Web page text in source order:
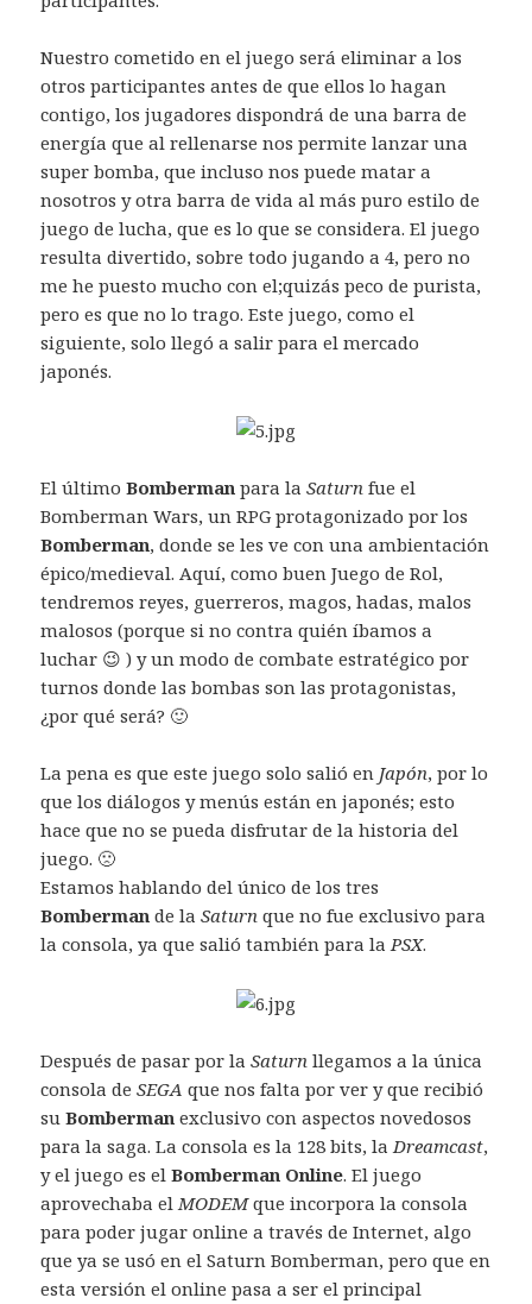
Nuestro cometido en el juego será eliminar a los
otros participantes antes de que ellos lo hagan
contigo, los jugadores dispondrá de una barra de
energía que al rellenarse nos permite lanzar una
super bomba, que incluso nos puede matar a
nosotros y otra barra de vida al más puro estilo de
juego de lucha, que es lo que se considera. El juego
resulta divertido, sobre todo jugando a 4, pero no
me he puesto mucho con el;quizás peco de purista,
pero es que no lo trago. Este juego, como el
siguiente, solo llegó a salir para el mercado
japonés.
El últimoBomberman para laSaturn fue el
Bomberman Wars, un RPG protagonizado por los
Bomberman, donde se les ve con una ambientación
épico/medieval. Aquí, como buen Juego de Rol,
tendremos reyes, guerreros, magos, hadas, malos
malosos (porque si no contra quién íbamos a
luchar 😉 ) y un modo de combate estratégico por
turnos donde las bombas son las protagonistas,
¿por qué será? 🙂
La pena es que este juego solo salió en Japón, por lo
que los diálogos y menús están en japonés; esto
hace que no se pueda disfrutar de la historia del
juego. 🙁
Estamos hablando del único de los tres
Bomberman de laSaturn que no fue exclusivo para
la consola, ya que salió también para laPSX.
Después de pasar por laSaturn llegamos a la única
consola deSEGA que nos falta por ver y que recibió
suBomberman exclusivo con aspectos novedosos
para la saga. La consola es la 128 bits, laDreamcast,
y el juego es elBomberman Online. El juego
aprovechaba elMODEMque incorpora la consola
para poder jugar online a través de Internet, algo
que ya se usó en el Saturn Bomberman, pero que en
esta versión el online pasa a ser el principal